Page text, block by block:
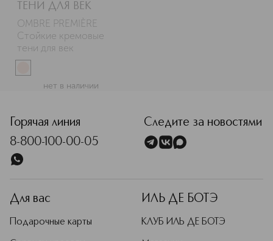
ТЕНИ ДЛЯ ВЕК
OMBRE PREMIÈRE
Стойкие кремовые
тени для век
нет в наличии
Горячая линия
8-800-100-00-05
Следите за новостями
Для вас
Подарочные карты
ИЛЬ ДЕ БОТЭ
КЛУБ ИЛЬ ДЕ БОТЭ